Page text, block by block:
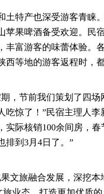
特产也深受游客青睐
苹果啤酒备受欢迎。民
丰富游客的味蕾体验。
西等地的游客返程时，
节前我们策划了四场
吃惊了！”民宿主理人
实际核销100余间房，
排到3月4日了。”
旅融合发展，深挖本